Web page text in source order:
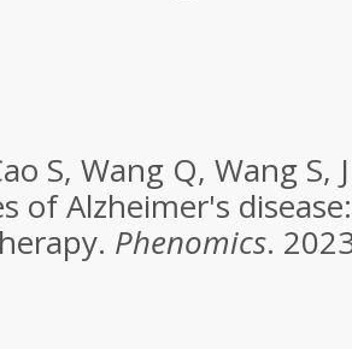
S, Wang Q, Wang S,
of Alzheimer's
Phenomics.